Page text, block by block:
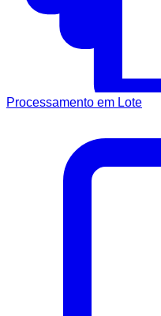
Processamento em Lote